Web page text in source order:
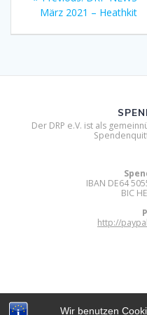
Wir benutzen
post:
März 2021 – Heathkit
Der DRP e.V. ist als
IBAN DE64
BIC
http://